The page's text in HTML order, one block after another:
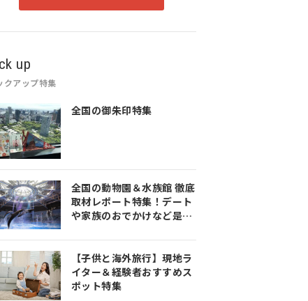
up
クアップ特集
全国の御朱印特集
全国の動物園＆水族館 徹底
取材レポート特集！デート
や家族のおでかけなど是非
【子供と海外旅行】現地ラ
イター＆経験者おすすめス
ポット特集